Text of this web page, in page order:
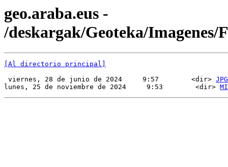
geo.araba.eus -
/deskargak/Geoteka/Imagenes/
[Al directorio principal]
viernes, 28 de junio de 2024     9:57        <dir> JPG
lunes, 25 de noviembre de 2024     9:53        <dir>